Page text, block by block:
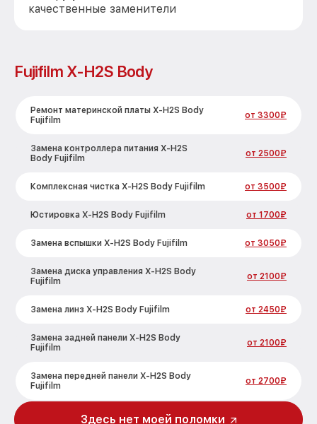
качественные заменители
Fujifilm X-H2S Body
Ремонт материнской платы X-H2S Body
Fujifilm
от 3300₽
Замена контроллера питания X-H2S
Body Fujifilm
от 2500₽
Комплексная чистка X-H2S Body Fujifilm от 3500₽
Юстировка X-H2S Body Fujifilm от 1700₽
Замена вспышки X-H2S Body Fujifilm от 3050₽
Замена диска управления X-H2S Body
Fujifilm
от 2100₽
Замена линз X-H2S Body Fujifilm от 2450₽
Замена задней панели X-H2S Body
Fujifilm
от 2100₽
Замена передней панели X-H2S Body
Fujifilm
от 2700₽
Замена устройства стабилизации X-H2S
Здесь нет моей поломки